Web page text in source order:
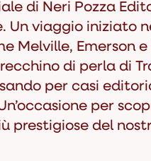
di Neri Pozza
viaggio iniziato
Melville, Emerson
di perladi
per casi
per
prestigiose del